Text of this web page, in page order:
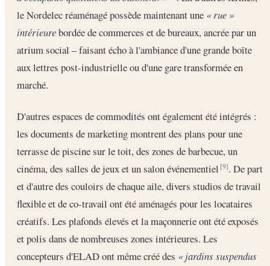
le Nordelec réaménagé possède maintenant une « rue »
intérieurebordée de commerces et de bureaux, ancrée par un
atrium social – faisant écho à l'ambiance d'une grande boîte
aux lettres post-industrielle ou d'une gare transformée en
marché.
D'autres espaces de commodités ont également été intégrés :
les documents de marketing montrent des plans pour une
terrasse de piscine sur le toit, des zones de barbecue, un
cinéma, des salles de jeux et un salon événementiel[9]. De part
et d'autre des couloirs de chaque aile, divers studios de travail
flexible et de co-travail ont été aménagés pour les locataires
créatifs. Les plafonds élevés et la maçonnerie ont été exposés
et polis dans de nombreuses zones intérieures. Les
concepteurs d'ELAD ont même créé des « jardins suspendus